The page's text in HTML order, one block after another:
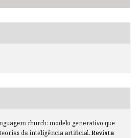
church: modelo generativo que
da inteligência artificial. Revista